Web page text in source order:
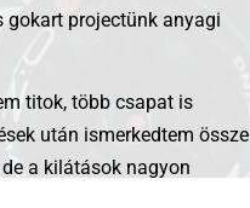
gokart projectünk anyagi
titok, több csapat is
után ismerkedtem össze
a kilátások nagyon